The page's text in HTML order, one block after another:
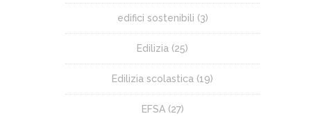
edifici sostenibili (3)
Edilizia (25)
Edilizia scolastica (19)
EFSA(27)